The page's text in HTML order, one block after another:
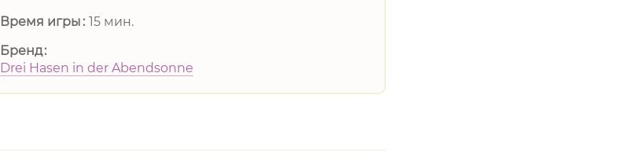
Время игры
15 мин.
Бренд
Drei Hasen in der Abendsonne